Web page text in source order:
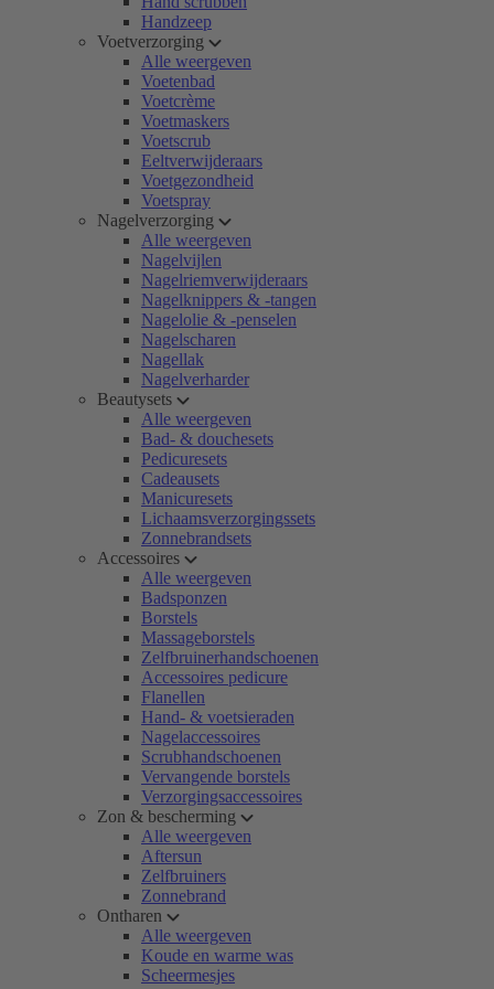
Handzeep
Voetverzorging
Alle weergeven
Voetenbad
Voetcrème
Voetmaskers
Voetscrub
Eeltverwijderaars
Voetgezondheid
Voetspray
Nagelverzorging
Alle weergeven
Nagelvijlen
Nagelriemverwijderaars
Nagelknippers & -tangen
Nagelolie & -penselen
Nagelscharen
Nagellak
Nagelverharder
Beautysets
Alle weergeven
Bad- & douchesets
Pedicuresets
Cadeausets
Manicuresets
Lichaamsverzorgingssets
Zonnebrandsets
Accessoires
Alle weergeven
Badsponzen
Borstels
Massageborstels
Zelfbruinerhandschoenen
Accessoires pedicure
Flanellen
Hand- & voetsieraden
Nagelaccessoires
Scrubhandschoenen
Vervangende borstels
Verzorgingsaccessoires
Zon & bescherming
Alle weergeven
Aftersun
Zelfbruiners
Zonnebrand
Ontharen
Alle weergeven
Koude en warme was
Scheermesjes